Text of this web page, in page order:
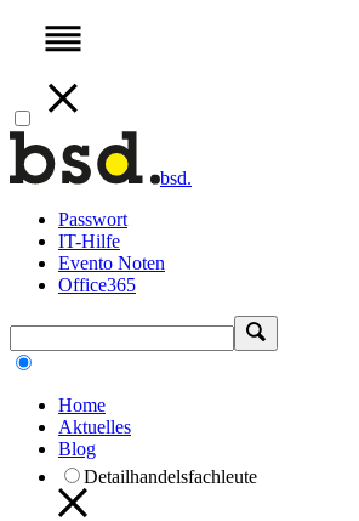
bsd.
Passwort
IT-Hilfe
Evento Noten
Office365
Home
Aktuelles
Blog
Detailhandelsfachleute